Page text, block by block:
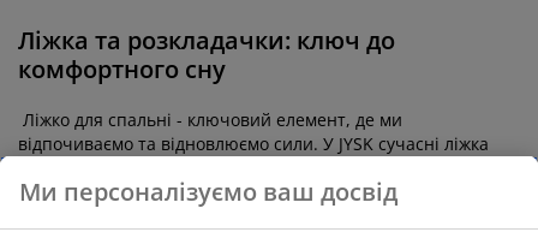
Ліжка та розкладачки: ключ до
комфортного сну
Ліжко для спальні - ключовий елемент, де ми
відпочиваємо та відновлюємо сили. У JYSK сучасні ліжка
матеріалів і представлені в різних стилях.Якщо ви хочете
Ми персоналізуємо ваш досвід